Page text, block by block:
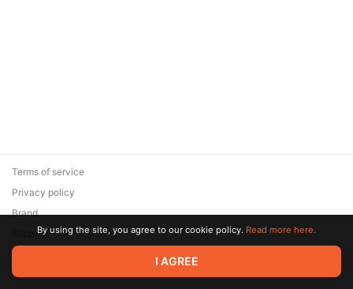
© 2026 Zaya Solutions Limited. All rights reserved. All trademarks
are the property of their respective owners.
Terms of service
Privacy policy
Brand
SupportBy using the site, you agree to our cookie policy. Read more here.
I AGREE